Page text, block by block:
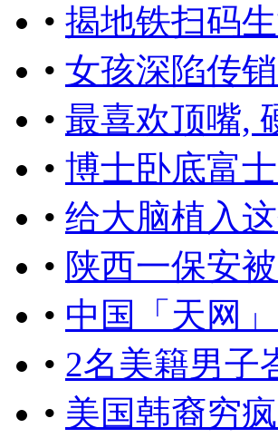
• 揭地铁扫码
• 女孩深陷传
• 最喜欢顶嘴,
• 博士卧底富
• 给大脑植入
• 陕西一保安
• 中国「天网
• 2名美籍男子
• 美国韩裔穷